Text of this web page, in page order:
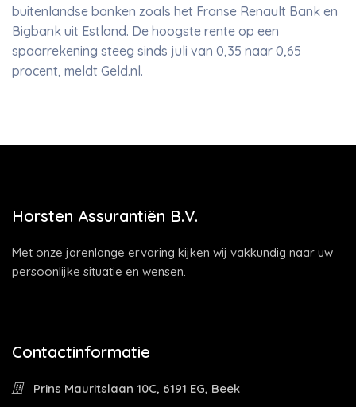
buitenlandse banken zoals het Franse Renault Bank en
Bigbank uit Estland. De hoogste rente op een
spaarrekening steeg sinds juli van 0,35 naar 0,65
procent, meldt Geld.nl.
Horsten Assurantiën B.V.
Met onze jarenlange ervaring kijken wij vakkundig naar uw
persoonlijke situatie en wensen.
Contactinformatie
Prins Mauritslaan 10C, 6191 EG, Beek